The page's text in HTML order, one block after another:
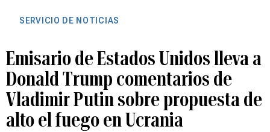
SERVICIO DE NOTICIAS
Emisario de Estados Unidos lleva a
Donald Trump comentarios de
Vladimir Putin sobre propuesta de
alto el fuego en Ucrania